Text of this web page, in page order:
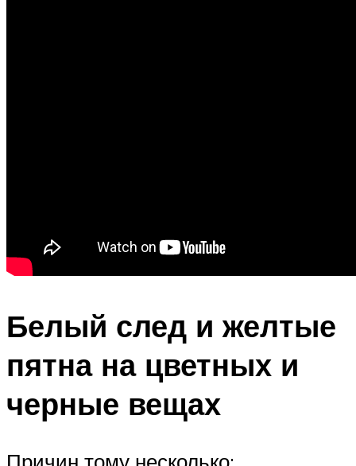
Белый след и желтые
пятна на цветных и
черные вещах